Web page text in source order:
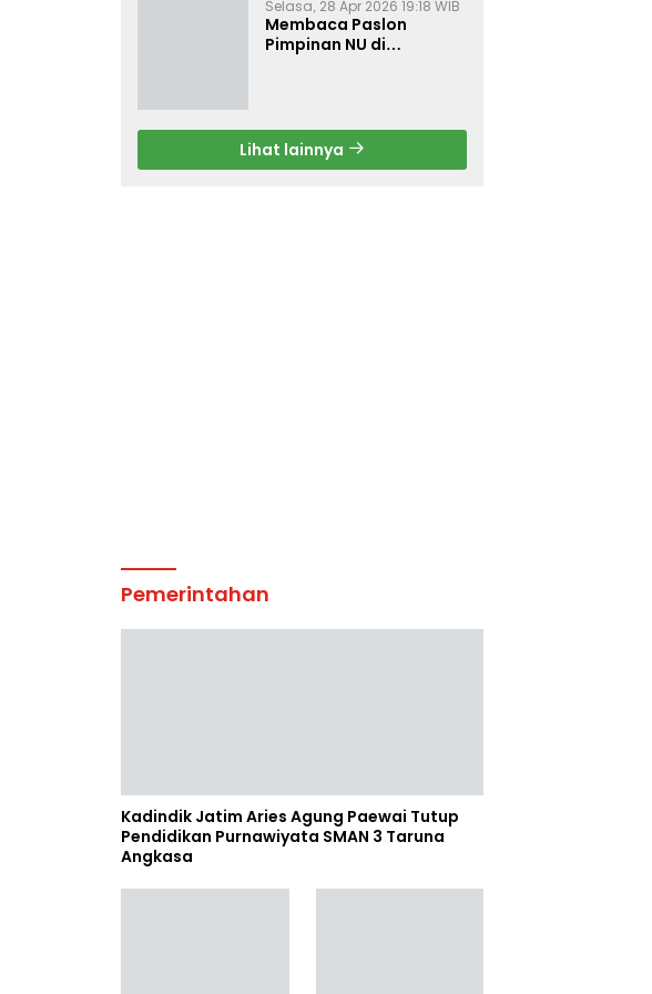
Selasa, 28 Apr 2026 19:18 WIB
Membaca Paslon
Pimpinan NU di
Lihat lainnya
Pemerintahan
Kadindik Jatim Aries Agung Paewai Tutup
Pendidikan Purnawiyata SMAN 3 Taruna
Angkasa